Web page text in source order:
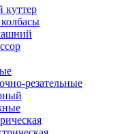
куттер
резательные